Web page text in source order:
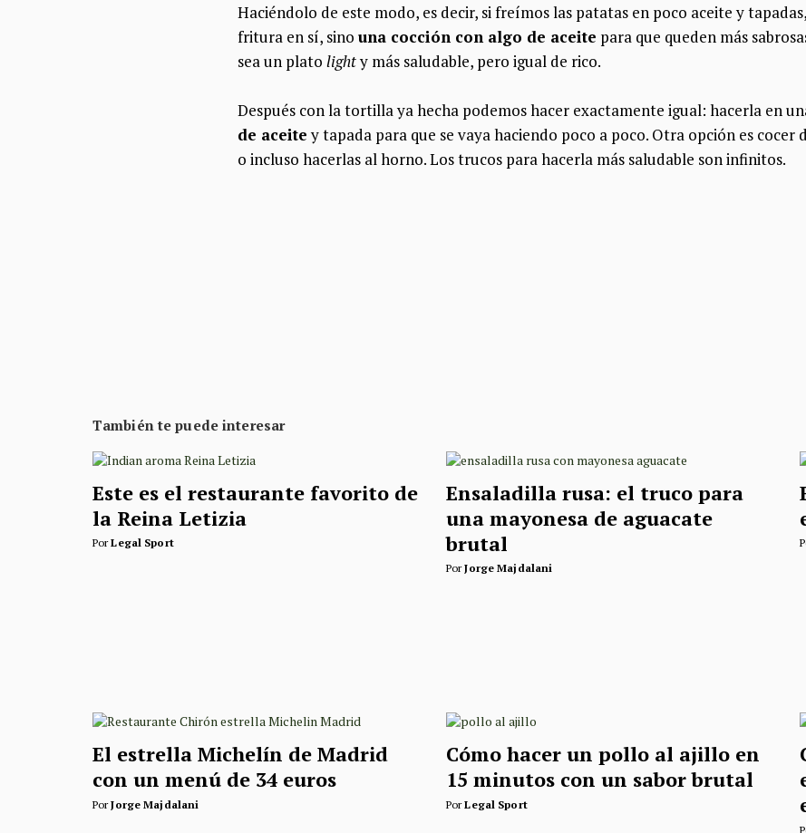
Haciéndolo de este modo, es decir, si freímos las patatas en poco aceite y
fritura en sí, sino una cocción con algo de aceite para que queden más
sea un plato lighty más saludable, pero igual de rico.
Después con la tortilla ya hecha podemos hacer exactamente igual: hacerla en
de aceitey tapada para que se vaya haciendo poco a poco. Otra opción es
o incluso hacerlas al horno. Los trucos para hacerla más saludable son infinitos.
También te puede interesar
Este es el restaurante favorito de
la Reina Letizia
PorLegal Sport
Ensaladilla rusa: el truco para
una mayonesa de aguacate
brutal
PorJorge Majdalani
El estrella Michelín de Madrid
con un menú de 34 euros
PorJorge Majdalani
Cómo hacer un pollo al ajillo en
15 minutos con un sabor brutal
PorLegal Sport